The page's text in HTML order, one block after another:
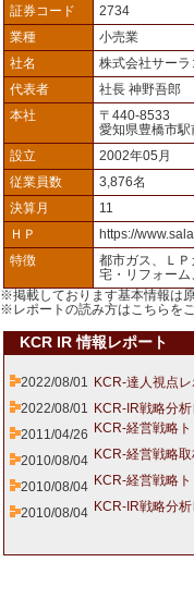
証券コード
2734
業種
小売業
社名
株式会社サー
代表者
社長 神野吾郎
本社
〒440-8533
愛知県豊橋市
設立
2002年05月
従業員数
3,876名
決算月
11
ＨＰ
https://
特徴
都市ガス、Ｌ
宅・リフォー
※掲載しております基本情報は
※レポートの読み方はこちら を
KCR IR 情報レポート
2022/08/01 KCR-達人視点
2022/08/01 KCR-IR戦略分
2011/04/26 KCR-経営戦略
2010/08/04 KCR-経営戦略
2010/08/04 KCR-経営戦略
2010/08/04 KCR-IR戦略分